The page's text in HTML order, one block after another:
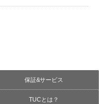
保証&サービス
TUCとは？